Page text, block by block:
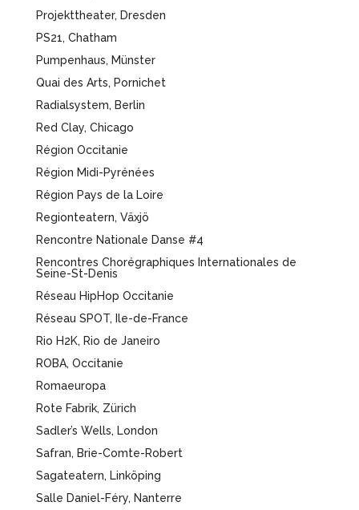
Projekttheater, Dresden
PS21, Chatham
Pumpenhaus, Münster
Quai des Arts, Pornichet
Radialsystem, Berlin
Red Clay, Chicago
Région Occitanie
Région Midi-Pyrénées
Région Pays de la Loire
Regionteatern, Växjö
Rencontre Nationale Danse #4
Rencontres Chorégraphiques Internationales de
Seine-St-Denis
Réseau HipHop Occitanie
Réseau SPOT, Ile-de-France
Rio H2K, Rio de Janeiro
ROBA, Occitanie
Romaeuropa
Rote Fabrik, Zürich
Sadler’s Wells, London
Safran, Brie-Comte-Robert
Sagateatern, Linköping
Salle Daniel-Féry, Nanterre